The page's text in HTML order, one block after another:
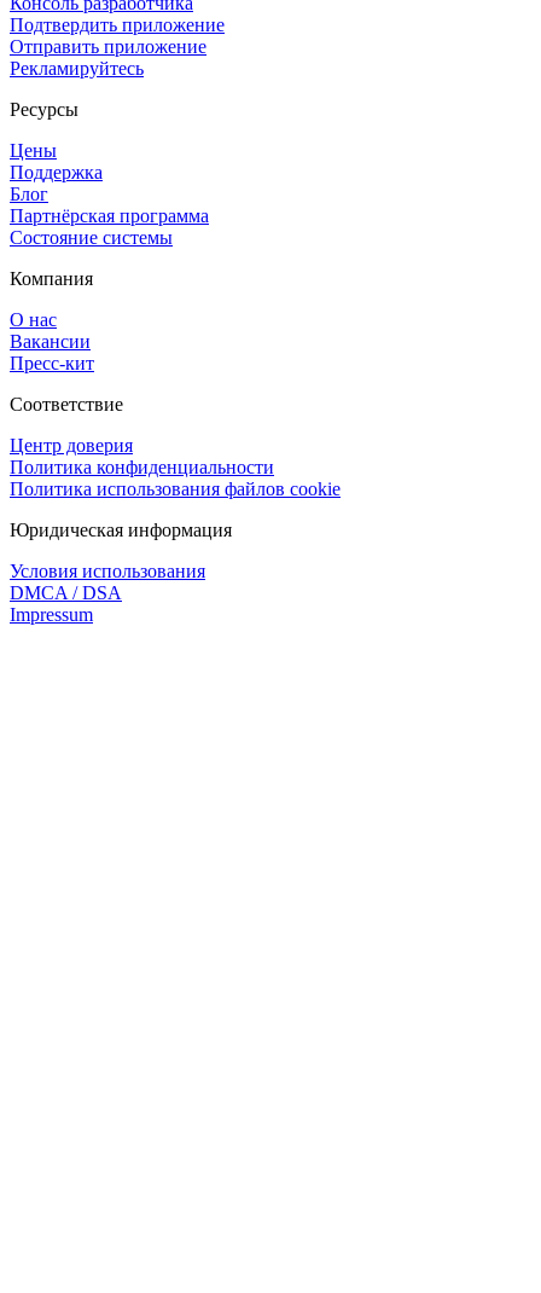
Подтвердить приложение
Отправить приложение
Рекламируйтесь
Ресурсы
Цены
Поддержка
Блог
Партнёрская программа
Состояние системы
Компания
О нас
Вакансии
Пресс-кит
Соответствие
Центр доверия
Политика конфиденциальности
Политика использования файлов cookie
Юридическая информация
Условия использования
DMCA / DSA
Impressum